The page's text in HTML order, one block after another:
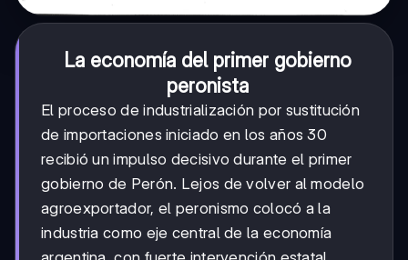
La economía del primer gobierno
peronista
El proceso de industrialización por sustitución
de importaciones iniciado en los años 30
recibió un impulso decisivo durante el primer
gobierno de Perón. Lejos de volver al modelo
agroexportador, el peronismo colocó a la
industria como eje central de la economía